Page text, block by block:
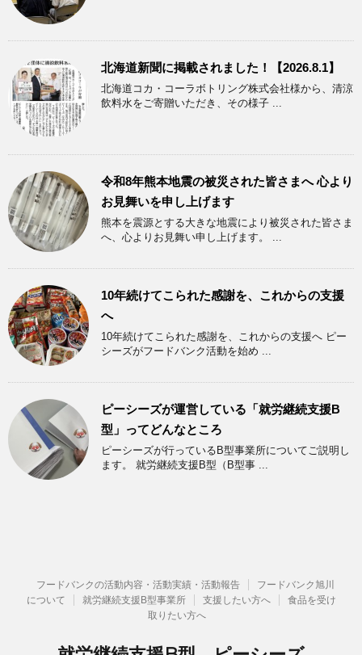
北海道新聞に掲載されました！【2026.8.1】
北海道コカ・コーラボトリング株式会社様から、清涼
飲料水をご寄贈いただき、その様子 ...
令和8年熊本地震の被災された皆さまへ 心より
お見舞いを申し上げます
熊本を震源とする大きな地震により被災された皆さま
へ、心よりお見舞い申し上げます。 ...
10年続けてこられた感謝を、これからの支援
へ
10年続けてこられた感謝を、これからの支援へ ピー
シーズがフードバンク活動を始め ...
ピーシーズが運営している「就労継続支援B
型」ってどんなところ
ピーシーズが行っているB型事業所についてご説明し
ます。 就労継続支援B型（B型事 ...
フードバンクの活動内容・活動実績・活動報告
フードバンク旭川
について
就労継続支援B型事業所 支援したい方へ
食品を受け
取りたい方へ